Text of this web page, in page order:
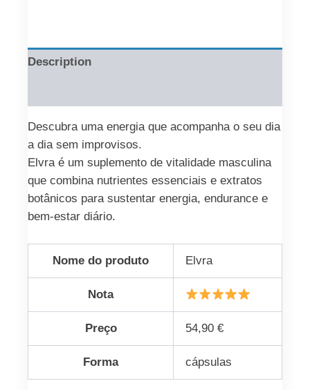
Description
Descubra uma energia que acompanha o seu dia
a dia sem improvisos.
Elvra é um suplemento de vitalidade masculina
que combina nutrientes essenciais e extratos
botânicos para sustentar energia, endurance e
bem-estar diário.
Nome do produto Elvra
Nota
Preço 54,90 €
Forma cápsulas